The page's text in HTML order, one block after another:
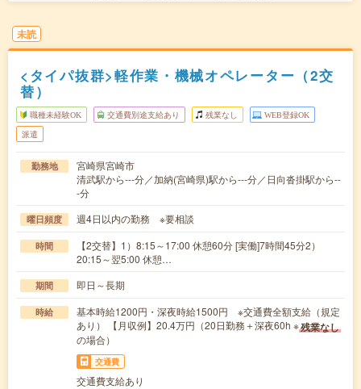
未読
<タイパ抜群>軽作業・機械オペレーター（2交
替）
職種未経験OK 交通費別途支給あり 残業なし WEB登録OK
派遣
勤務地
宮崎県宮崎市
清武駅から---分／加納(宮崎県)駅から---分／日向沓掛駅から--
-分
曜日頻度 週4日以内の勤務 ※要相談
時間
【2交替】1）8:15～17:00 休憩60分 [実働]7時間45分2）
20:15～翌5:00 休憩…
期間 即日～長期
時給
基本時給1200円・深夜時給1500円 ※交通費全額支給（規定
あり） 【月収例】20.4万円（20日勤務＋深夜60h ※残業なし
の場合）
交通費
交通費支給あり